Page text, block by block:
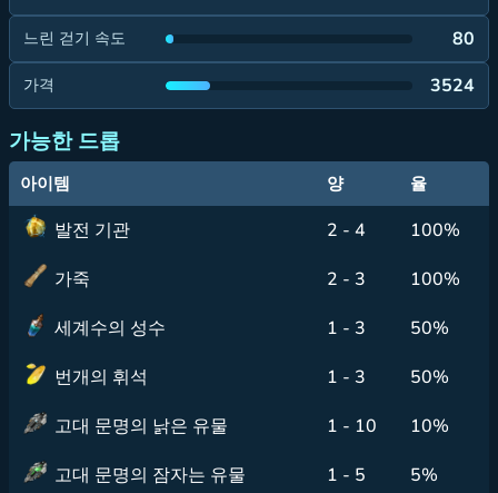
느린 걷기 속도 80
가격 3524
가능한 드롭
아이템 양 율
발전 기관 2 - 4
100%
가죽
2 - 3
100%
세계수의 성수
1 - 3
50%
번개의 휘석
1 - 3
50%
고대 문명의 낡은 유물
1 - 10
10%
고대 문명의 잠자는 유물
1 - 5
5%